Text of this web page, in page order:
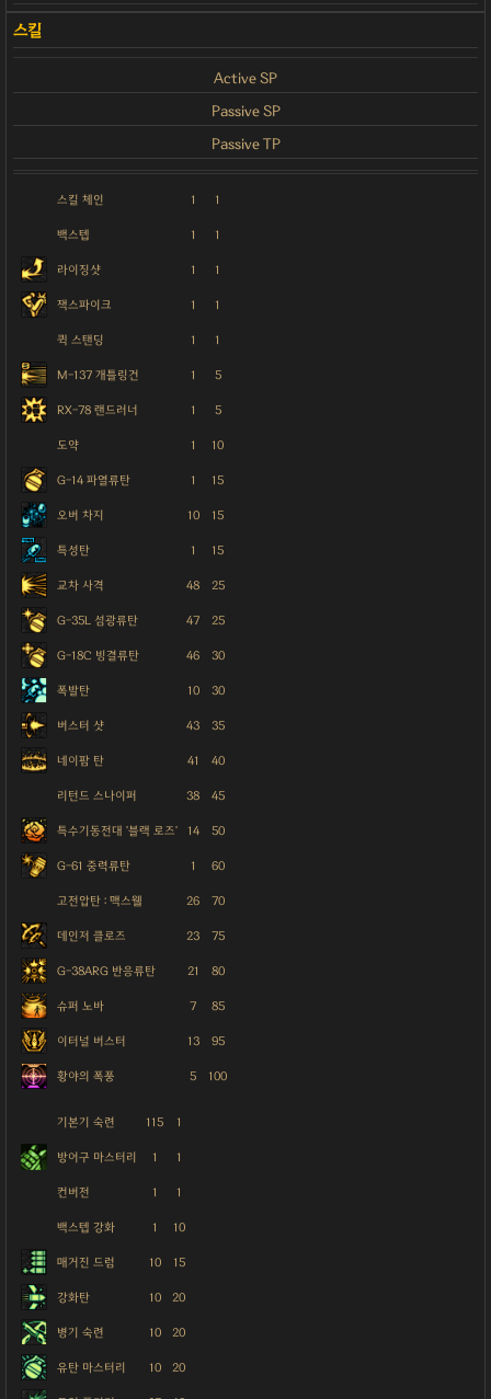
Active SP
Passive SP
Passive TP
스킬 체인 1 1
백스텝 1 1
라이징샷 1 1
잭스파이크 1 1
퀵 스탠딩 1 1
M-137 개틀링건 1 5
RX-78 랜드러너 1 5
도약 1 10
G-14 파열류탄 1 15
오버 차지 10 15
특성탄 1 15
교차 사격 48 25
G-35L 섬광류탄 47 25
G-18C 빙결류탄 46 30
폭발탄 10 30
버스터 샷 43 35
네이팜 탄 41 40
리턴드 스나이퍼 38 45
특수기동전대 '블랙 로즈' 14 50
G-61 중력류탄 1 60
고전압탄 : 맥스웰 26 70
데인저 클로즈 23 75
G-38ARG 반응류탄 21 80
슈퍼 노바 7 85
이터널 버스터 13 95
황야의 폭풍 5 100
기본기 숙련 115 1
방어구 마스터리 1 1
컨버전 1 1
백스텝 강화 1 10
매거진 드럼 10 15
강화탄 10 20
병기 숙련 10 20
유탄 마스터리 10 20